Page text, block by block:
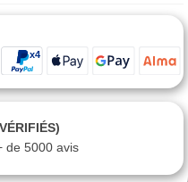
de 5000 avis